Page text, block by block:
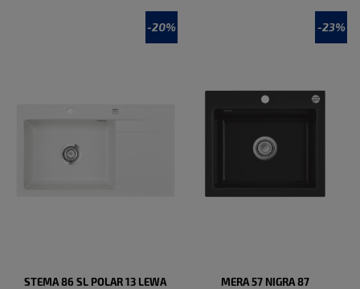
STEMA 86 SL POLAR 13 LEWA
-20%
MERA 57 NIGRA 87
-23%